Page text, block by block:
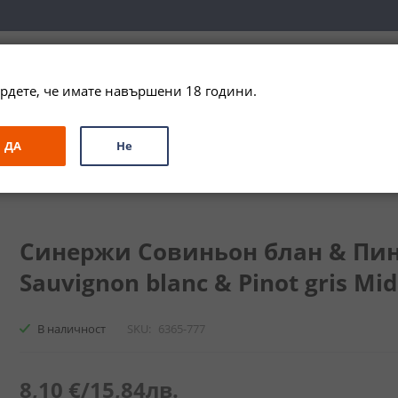
ЗА ПОДАРЪК ПРОМО СПЕЦИАЛНИ ПРЕДЛОЖЕНИЯ
блан & Пино гри Мидалидаре / Synergie Sauvignon blanc & Pinot
Синержи Совиньон блан &
Sauvignon blanc & Pinot gris
В наличност SKU 6365-777
8,10 €/15,84лв.
че имате навършени 18 години.
ДА Не